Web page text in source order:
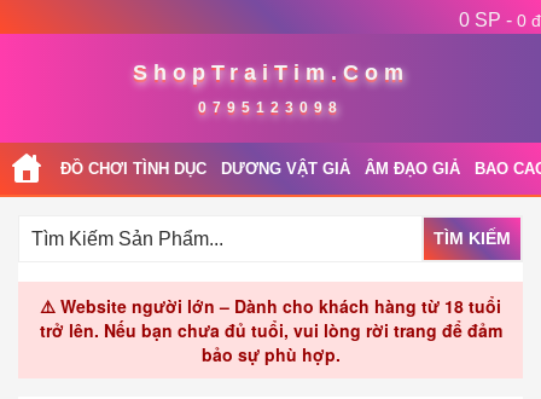
0 SP - 0 đ
ShopTraiTim.Com
0795123098
ĐỒ CHƠI TÌNH DỤC DƯƠNG VẬT GIẢ ÂM ĐẠO GIẢ BAO
TÌM KIẾM
⚠️ Website người lớn – Dành cho khách hàng từ 18 tuổi
trở lên. Nếu bạn chưa đủ tuổi, vui lòng rời trang để đảm
bảo sự phù hợp.